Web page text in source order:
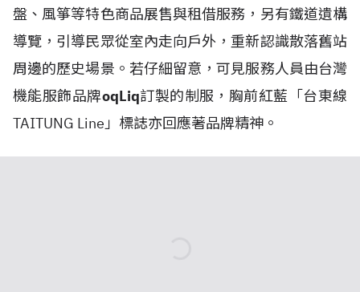
盤、風箏等特色商品展售與租借服務，另有鐵道遺構
導覽，引導民眾從室內走向戶外，重新認識散落舊站
周邊的歷史場景。若仔細留意，可見服務人員由台灣
機能服飾品牌oqLiq訂製的制服，胸前紅藍「台東線
TAITUNG Line」標誌亦回應著品牌精神。